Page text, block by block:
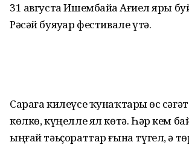
31 августа Ишембайҙа Ағиҙел яры
Рәсәй буяуҙар фестивале үтә.
Сараға килеүсе ҡунаҡтарҙы өс
көлкө, күңелле ял көтә. Һәр кем
ыңғай тәьҫораттар ғына түгел, ә